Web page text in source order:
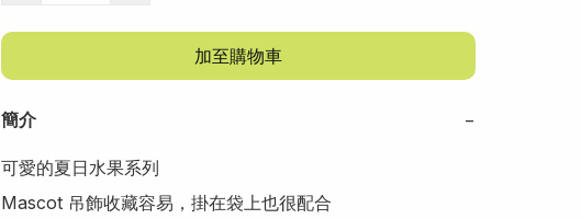
加至購物車
簡介 −
可愛的夏日水果系列
Mascot 吊飾收藏容易，掛在袋上也很配合